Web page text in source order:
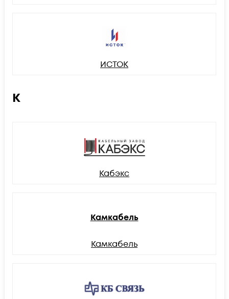
ИСТОК
К
Кабэкс
Камкабель
Камкабель